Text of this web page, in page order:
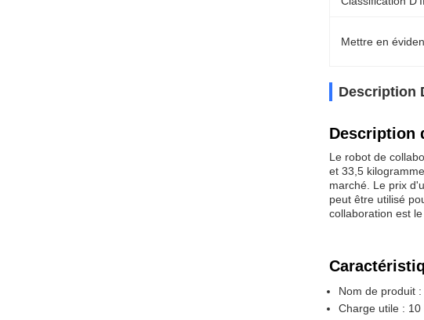
Mettre en
Description
Description
Le robot de
et 33,5
marché. Le prix
peut être utilisé
collaboration est
Nom de produit
Charge utile :